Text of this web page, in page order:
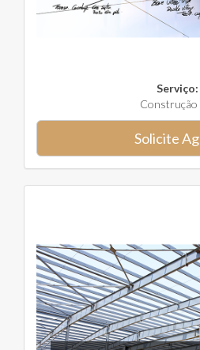
Serviço:
Construção
Solicite